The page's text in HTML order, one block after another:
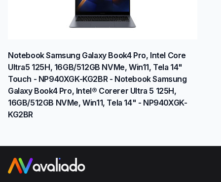
Notebook Samsung Galaxy Book4 Pro, Intel Core
Ultra5 125H, 16GB/512GB NVMe, Win11, Tela 14"
Touch - NP940XGK-KG2BR - Notebook Samsung
Galaxy Book4 Pro, Intel® Corerer Ultra 5 125H,
16GB/512GB NVMe, Win11, Tela 14" - NP940XGK-
KG2BR